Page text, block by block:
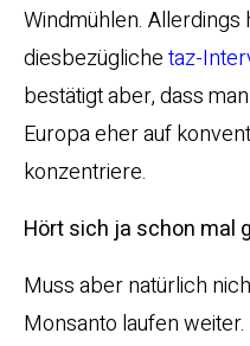
Windmühlen. Allerdings
diesbezüglichetaz-
bestätigt aber, dass
Europa eher auf
konzentriere.
Hört sich ja schon mal
Muss aber natürlich
Monsanto laufen